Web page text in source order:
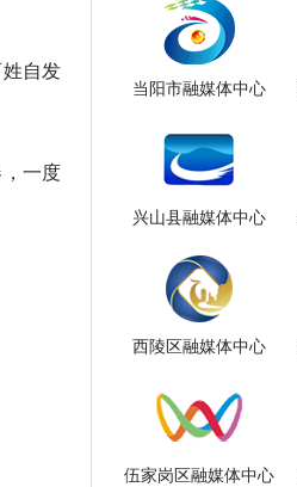
自发
一度
当阳市融媒体中心
兴山县融媒体中心
西陵区融媒体中心
伍家岗区融媒体中心